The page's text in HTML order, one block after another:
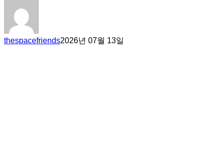
thespacefriends2026년 07월 13일